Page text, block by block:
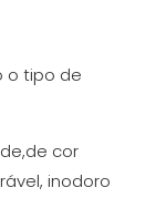
o tipo de
cor
inodoro